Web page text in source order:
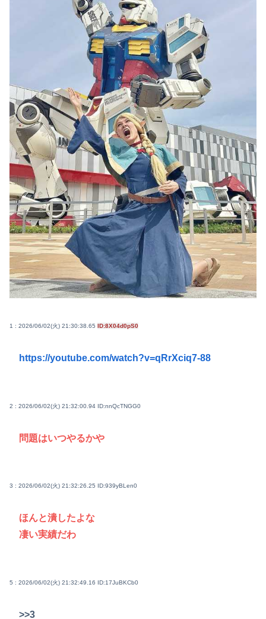
1 : 2026/06/02(火) 21:30:38.65 ID:8X04d0pS0
https://youtube.com/watch?v=qRrXciq7-88
2 : 2026/06/02(火) 21:32:00.94 ID:nnQcTNGG0
問題はいつやるかや
3 : 2026/06/02(火) 21:32:26.25 ID:939yBLen0
ほんと潰したよな
凄い実績だわ
5 : 2026/06/02(火) 21:32:49.16 ID:17JuBKCb0
>>3